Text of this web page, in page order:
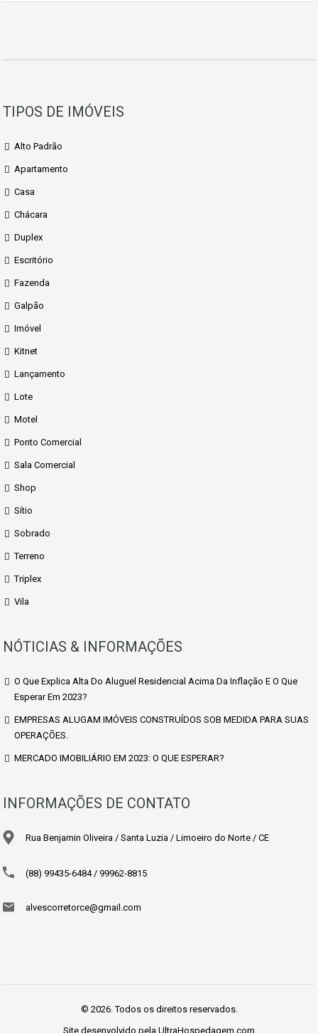
TIPOS DE IMÓVEIS
Alto Padrão
Apartamento
Casa
Chácara
Duplex
Escritório
Fazenda
Galpão
Imóvel
Kitnet
Lançamento
Lote
Motel
Ponto Comercial
Sala Comercial
Shop
Sítio
Sobrado
Terreno
Triplex
Vila
NÓTICIAS & INFORMAÇÕES
O Que Explica Alta Do Aluguel Residencial Acima Da Inflação E O Que
Esperar Em 2023?
EMPRESAS ALUGAM IMÓVEIS CONSTRUÍDOS SOB MEDIDA PARA SUAS
OPERAÇÕES.
MERCADO IMOBILIÁRIO EM 2023: O QUE ESPERAR?
INFORMAÇÕES DE CONTATO
Rua Benjamin Oliveira / Santa Luzia / Limoeiro do Norte / CE
(88) 99435-6484 / 99962-8815
alvescorretorce@gmail.com
© 2026. Todos os direitos reservados.
Site desenvolvido pela UltraHospedagem.com